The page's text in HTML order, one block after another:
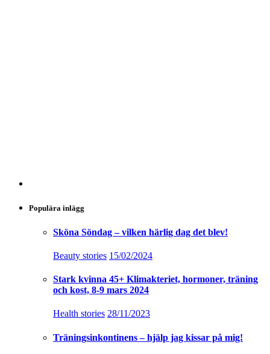
Populära inlägg
Sköna Söndag – vilken härlig dag det blev!
Beauty stories 15/02/2024
Stark kvinna 45+ Klimakteriet, hormoner, träning
och kost, 8-9 mars 2024
Health stories 28/11/2023
Träningsinkontinens – hjälp jag kissar på mig!